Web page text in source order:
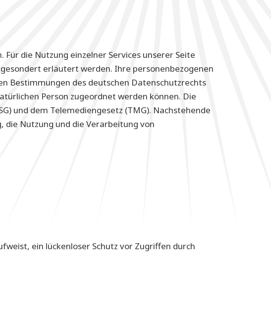
die Nutzung einzelner Services unserer Seite
erläutert werden. Ihre personenbezogenen
Bestimmungen des deutschen Datenschutzrechts
Person zugeordnet werden können. Die
und dem Telemediengesetz (TMG). Nachstehende
die Nutzung und die Verarbeitung von
ein lückenloser Schutz vor Zugriffen durch